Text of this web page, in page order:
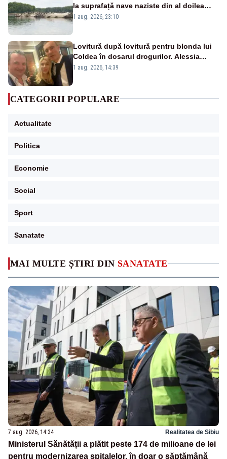
MAI MULTE ȘTIRI DIN SANATATE
7 aug. 2026, 14:34 Realitatea de Sibiu
Ministerul Sănătății a plătit peste 174 de milioane de lei
pentru modernizarea spitalelor, în doar o săptămână
la suprafață nave naziste din al doilea
război mondial
1 aug. 2026, 23:10
Lovitură după lovitură pentru blonda lui
Coldea în dosarul drogurilor. Alessia
Păcuraru explică decizia magistraților
1 aug. 2026, 14:39
CATEGORII POPULARE
Actualitate
Politica
Economie
Social
Sport
Sanatate